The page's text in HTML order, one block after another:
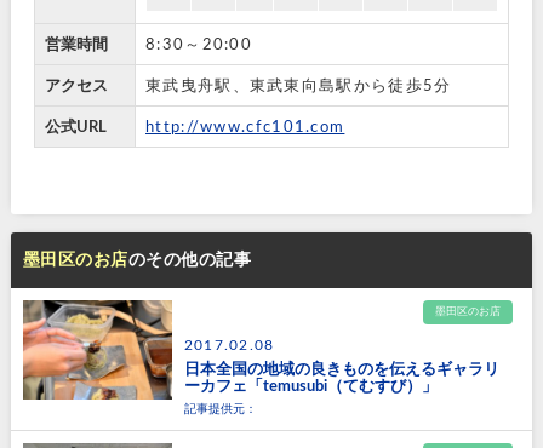
営業時間 8:30～20:00
アクセス 東武曳舟駅、東武東向島駅から徒歩5分
公式URL http://www.cfc101.com
墨田区のお店のその他の記事
墨田区のお店
2017.02.08
日本全国の地域の良きものを伝えるギャラリ
ーカフェ「temusubi（てむすび）」
記事提供元：